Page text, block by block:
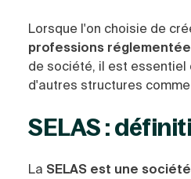
Lorsque l'on choisie de
professions
de société, il est
d'autres structures comme
SELAS :
La SELAS est une société